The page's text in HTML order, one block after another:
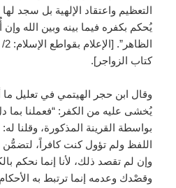
التعظيم واعتقاد الإلهية بل سجد
يُحكم بكفره فيما بينه وبين الله
كتاب الزواجر].
وقال ابن حجر الهيتمي في تعليل
يُخشى عليه من الكفر: “فعملنا بما
بواسطة القرينة المذكورة، وقلنا
اللفظ ولم تؤول كنت كافراً،
وإن لم تقصد ذلك، لأنا إنما نحكم
وقصْدك وعدمه إنما ترتبط به الأحكام